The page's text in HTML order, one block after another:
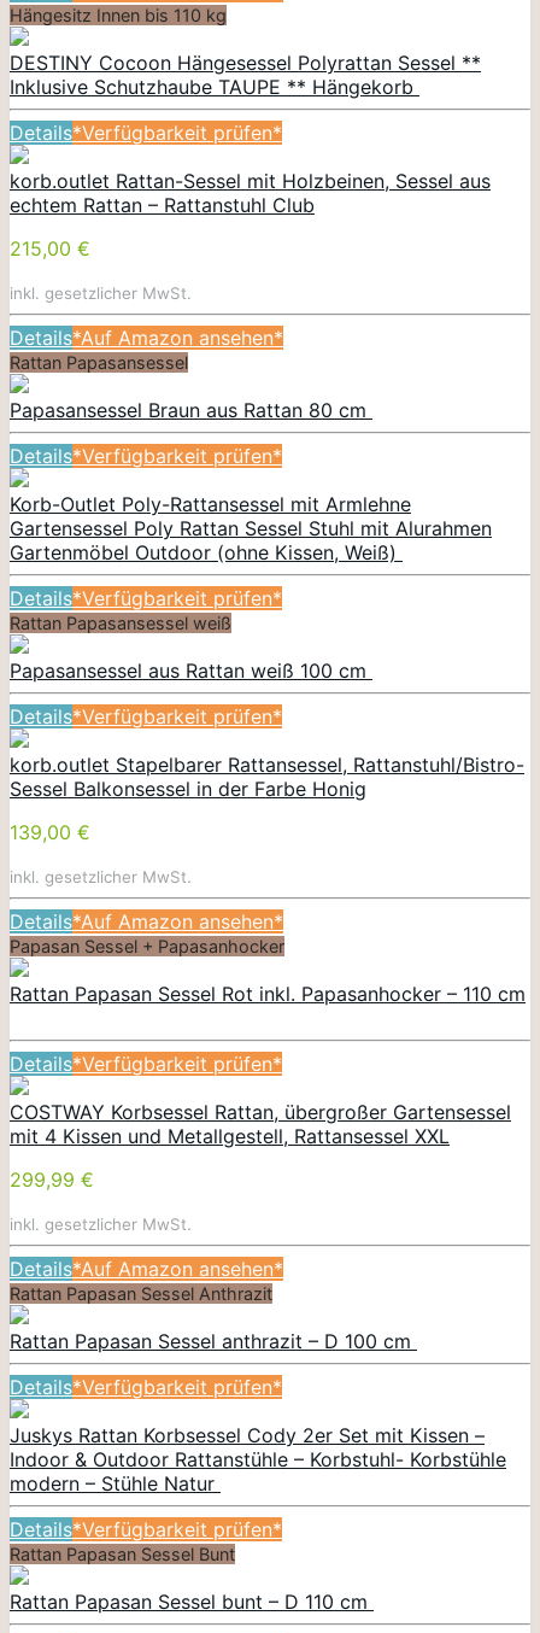
Hängesitz Innen bis 110 kg
DESTINY Cocoon Hängesessel Polyrattan Sessel **
Inklusive Schutzhaube TAUPE ** Hängekorb
Details*Verfügbarkeit prüfen*
korb.outlet Rattan-Sessel mit Holzbeinen, Sessel aus
echtem Rattan – Rattanstuhl Club
215,00 €
inkl. gesetzlicher MwSt.
Details*Auf Amazon ansehen*
Rattan Papasansessel
Papasansessel Braun aus Rattan 80 cm
Details*Verfügbarkeit prüfen*
Korb-Outlet Poly-Rattansessel mit Armlehne
Gartensessel Poly Rattan Sessel Stuhl mit Alurahmen
Gartenmöbel Outdoor (ohne Kissen, Weiß)
Details*Verfügbarkeit prüfen*
Rattan Papasansessel weiß
Papasansessel aus Rattan weiß 100 cm
Details*Verfügbarkeit prüfen*
korb.outlet Stapelbarer Rattansessel, Rattanstuhl/Bistro-
Sessel Balkonsessel in der Farbe Honig
139,00 €
inkl. gesetzlicher MwSt.
Details*Auf Amazon ansehen*
Papasan Sessel + Papasanhocker
Rattan Papasan Sessel Rot inkl. Papasanhocker – 110 cm
Details*Verfügbarkeit prüfen*
COSTWAY Korbsessel Rattan, übergroßer Gartensessel
mit 4 Kissen und Metallgestell, Rattansessel XXL
299,99 €
inkl. gesetzlicher MwSt.
Details*Auf Amazon ansehen*
Rattan Papasan Sessel Anthrazit
Rattan Papasan Sessel anthrazit – D 100 cm
Details*Verfügbarkeit prüfen*
Juskys Rattan Korbsessel Cody 2er Set mit Kissen –
Indoor & Outdoor Rattanstühle – Korbstuhl- Korbstühle
modern – Stühle Natur
Details*Verfügbarkeit prüfen*
Rattan Papasan Sessel Bunt
Rattan Papasan Sessel bunt – D 110 cm